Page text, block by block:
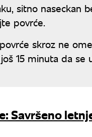
sitno naseckan
povrće.
skroz ne
15 minuta da se
Savršeno